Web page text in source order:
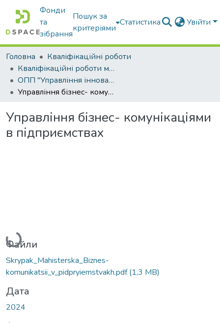
Фонди
та
зібрання
Пошук за
критеріями
Статистика Увійти
Головна
Кваліфікаційні роботи
Кваліфікаційні роботи магістрів
ОПП "Управління інноваційною та консалтинговою діяльністю"
Управління бізнес- комунікаціями в підприємствах
Управління бізнес- комунікаціями
в підприємствах
Вантажиться...
Файли
Skrypak_Mahisterska_Biznes-
komunikatsii_v_pidpryiemstvakh.pdf(1,3 MB)
Дата
2024